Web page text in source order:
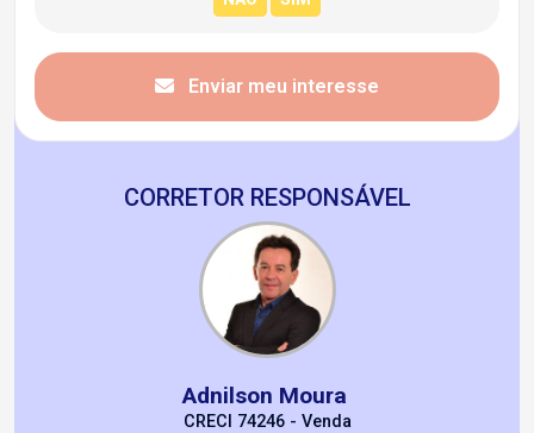
Enviar meu interesse
CORRETOR RESPONSÁVEL
Adnilson Moura
CRECI 74246 - Venda